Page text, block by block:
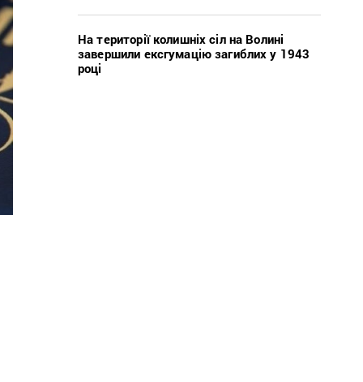
На території колишніх сіл на Волині
завершили ексгумацію загиблих у 1943
році